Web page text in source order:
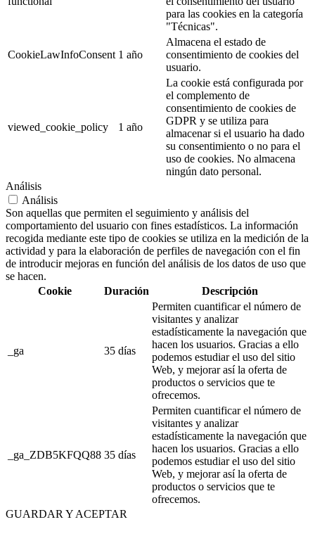
para las cookies en la categoría
"Técnicas".
CookieLawInfoConsent 1 año
Almacena el estado de
consentimiento de cookies del
usuario.
viewed_cookie_policy 1 año
La cookie está configurada por
el complemento de
consentimiento de cookies de
GDPR y se utiliza para
almacenar si el usuario ha dado
su consentimiento o no para el
uso de cookies. No almacena
ningún dato personal.
Análisis
Análisis
Son aquellas que permiten el seguimiento y análisis del
comportamiento del usuario con fines estadísticos. La información
recogida mediante este tipo de cookies se utiliza en la medición de la
actividad y para la elaboración de perfiles de navegación con el fin
de introducir mejoras en función del análisis de los datos de uso que
se hacen.
Cookie
Duración Descripción
_ga 35 días
Permiten cuantificar el número de
visitantes y analizar
estadísticamente la navegación que
hacen los usuarios. Gracias a ello
podemos estudiar el uso del sitio
Web, y mejorar así la oferta de
productos o servicios que te
ofrecemos.
_ga_ZDB5KFQQ88 35 días
Permiten cuantificar el número de
visitantes y analizar
estadísticamente la navegación que
hacen los usuarios. Gracias a ello
podemos estudiar el uso del sitio
Web, y mejorar así la oferta de
productos o servicios que te
ofrecemos.
GUARDAR Y ACEPTAR